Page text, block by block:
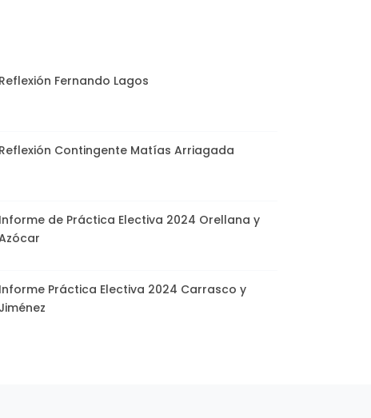
Reflexión Fernando Lagos
Reflexión Contingente Matías Arriagada
Informe de Práctica Electiva 2024 Orellana y
Informe Práctica Electiva 2024 Carrasco y
Jiménez